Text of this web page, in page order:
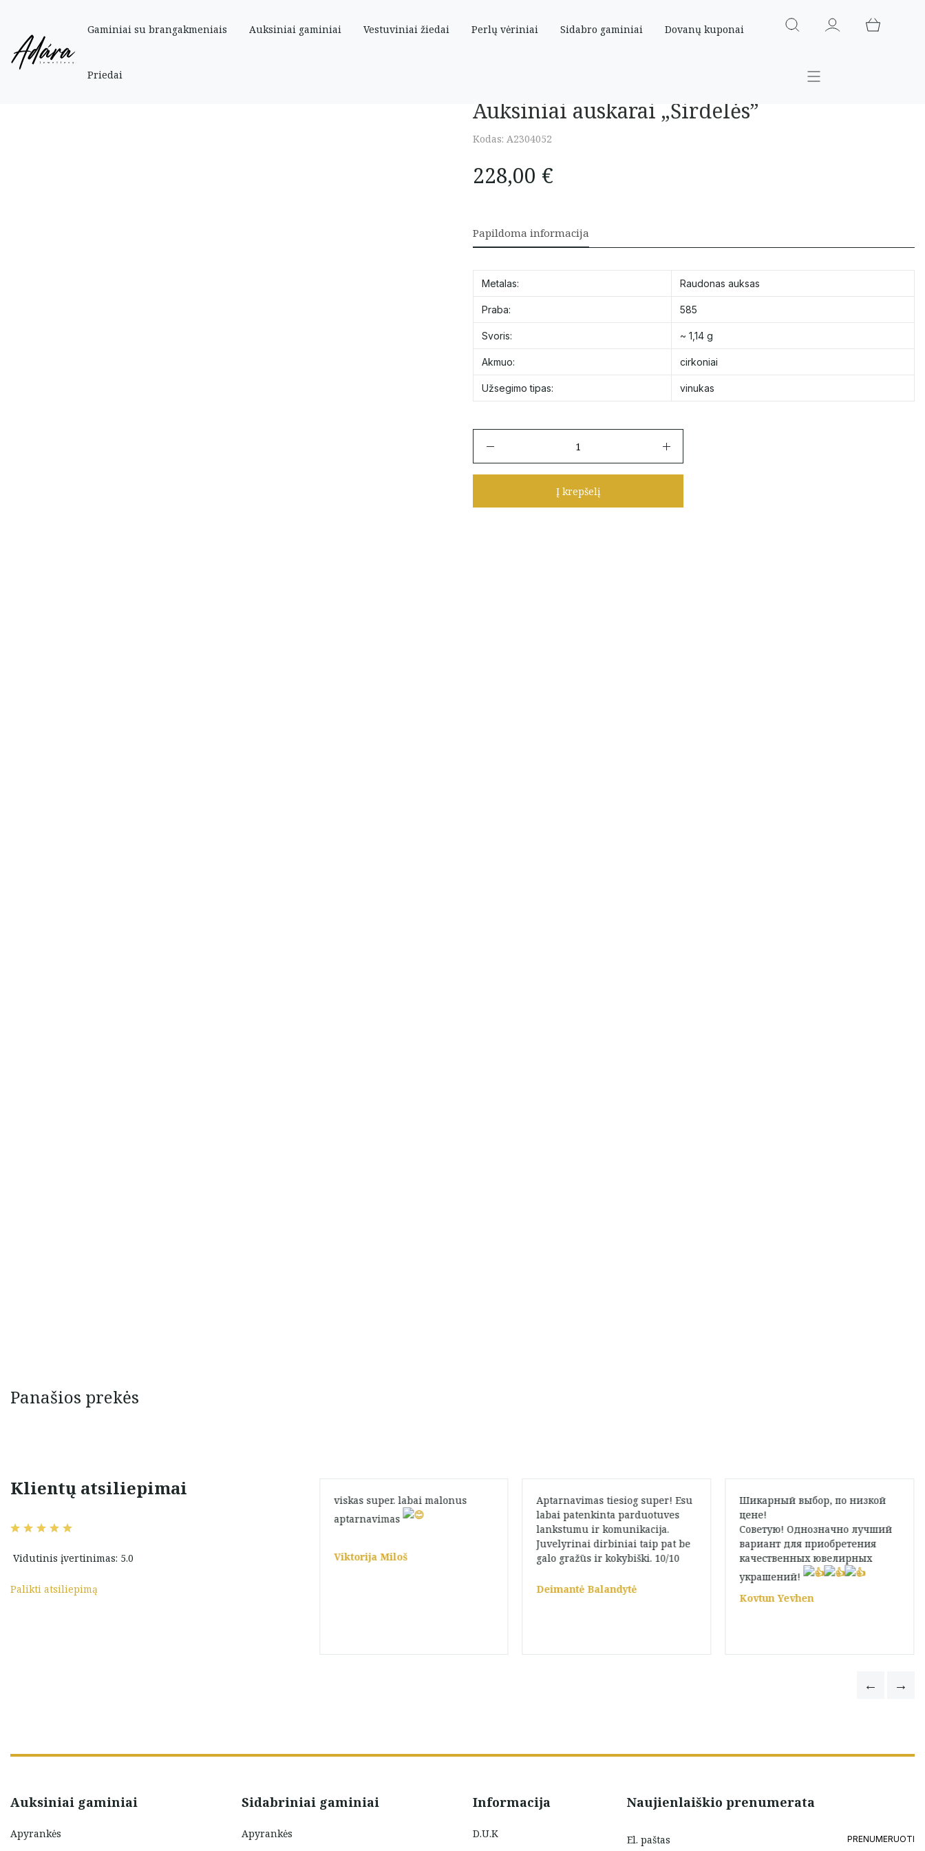
Gaminiai su brangakmeniais Auksiniai gaminiai Vestuviniai žiedai Perlų vėriniai Sidabro gaminiai Dovanų kuponai
Priedai
Pradinis Parduotuve » Auksiniai
Auksiniai auskarai „Širdelės”
Kodas: A2304052
228,00 €
Papildoma informacija
Metalas: Raudonas auksas
Praba: 585
Svoris: ~ 1,14 g
Akmuo: cirkoniai
Užsegimo tipas: vinukas
Auksiniai
Į krepšelį
Panašios prekės
Klientų atsiliepimai
Vidutinis įvertinimas: 5.0
Palikti atsiliepimą
Puikus bendravimas,
Ingrida Baliūnienė
viskas super. labai malonus
aptarnavimas
Viktorija Miloš
Aptarnavimas tiesiog super! Esu
labai patenkinta parduotuves
lankstumu ir komunikacija.
Juvelyrinai dirbiniai taip pat be
galo gražūs ir kokybiški. 10/10
Deimantė Balandytė
Шикарный выбор, по низкой
цене!
Советую! Однозначно лучший
вариант для приобретения
качественных ювелирных
украшений!
Kovtun Yevhen
Auksiniai gaminiai
Apyrankės
Sidabriniai gaminiai
Apyrankės
Informacija
D.U.K
Naujienlaiškio prenumerata
PRENUMERUOTI